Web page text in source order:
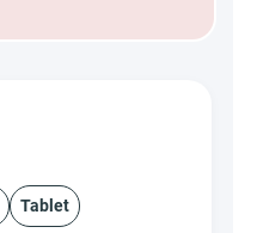
Tablet